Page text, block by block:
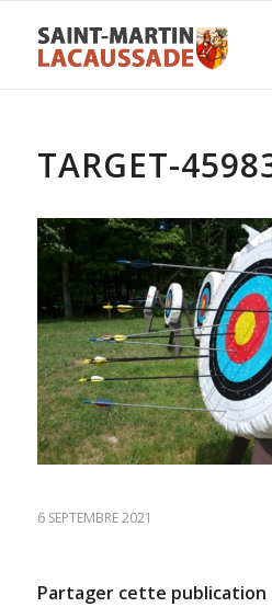
TARGET-
6 SEPTEMBRE 2021
Partager cette publication